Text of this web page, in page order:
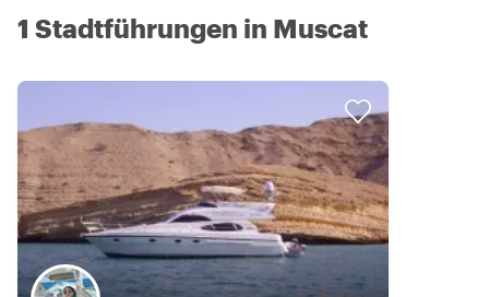
1 Stadtführungen in Muscat